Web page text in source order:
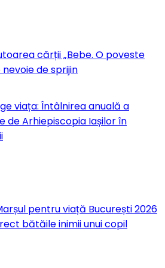
cărții „Bebe. O poveste
de sprijin
viața: Întâlnirea anuală a
de Arhiepiscopia Iașilor în
pentru viață București 2026
bătăile inimii unui copil